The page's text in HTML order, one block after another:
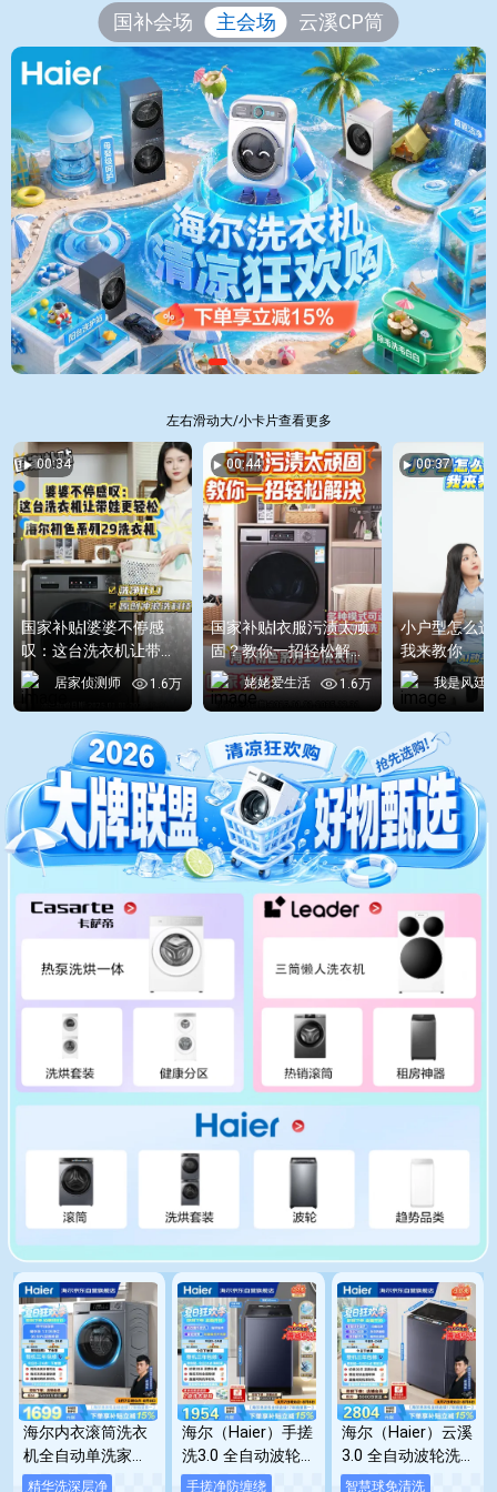
国补会场 主会场 云溪CP筒
左右滑动大/小卡片查看更多
国家补贴|婆婆不停感
叹：这台洗衣机让带娃
更轻松居家侦测师
00:34
1.6万
国家补贴|衣服污渍太顽
固？教你一招轻松解
决！姥姥爱生活
00:44
1.6万
小户型怎么
我来教你
我是风廷
00:37
海尔内衣滚筒洗衣
机全自动单洗家用
10公斤大容量超薄
精华洗深层净
海尔（Haier）手搓
洗3.0 全自动波轮
洗衣机12KG大容量
手搓净防缠绕
海尔（Haier）云溪
3.0 全自动波轮洗
衣机10KG 双动力
智慧球免清洗